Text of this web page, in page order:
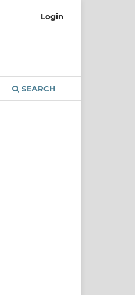
SEARCH
Login